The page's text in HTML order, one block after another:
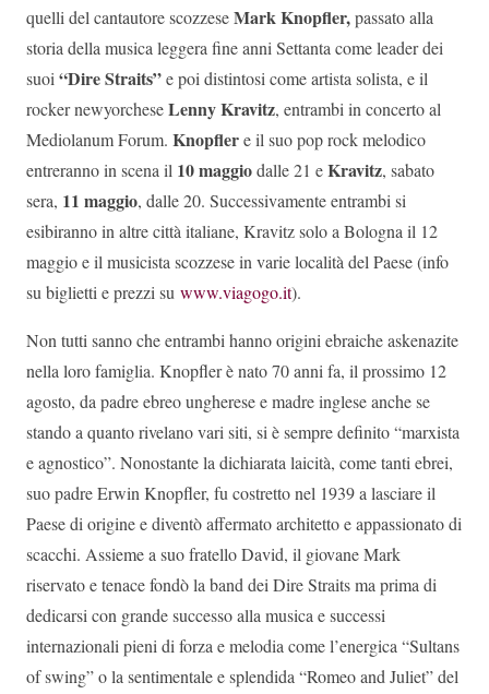
quelli del cantautore scozzeseMark Knopfler,passato alla
storia della musica leggera fine anni Settanta come leader dei
suoi“Dire Straits”e poi distintosi come artista solista, e il
rocker newyorcheseLenny Kravitz, entrambi in concerto al
Mediolanum Forum. Knopflere il suo pop rock melodico
entreranno in scena il 10 maggiodalle 21 eKravitz, sabato
sera, 11 maggio, dalle 20. Successivamente entrambi si
esibiranno in altre città italiane, Kravitz solo a Bologna il 12
maggio e il musicista scozzese in varie località del Paese (info
su biglietti e prezzi su www.viagogo.it).
Non tutti sanno che entrambi hanno origini ebraiche askenazite
nella loro famiglia. Knopfler è nato 70 anni fa, il prossimo 12
agosto, da padre ebreo ungherese e madre inglese anche se
stando a quanto rivelano vari siti, si è sempre definito “marxista
e agnostico”. Nonostante la dichiarata laicità, come tanti ebrei,
suo padre Erwin Knopfler, fu costretto nel 1939 a lasciare il
Paese di origine e diventò affermato architetto e appassionato di
scacchi. Assieme a suo fratello David, il giovane Mark
riservato e tenace fondò la band dei Dire Straits ma prima di
dedicarsi con grande successo alla musica e successi
internazionali pieni di forza e melodia come l’energica “Sultans
of swing” o la sentimentale e splendida “Romeo and Juliet” del